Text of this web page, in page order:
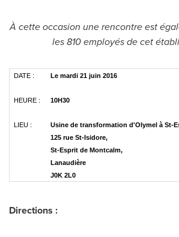
À cette occasion une rencontre est
les 810 employés de cet
DATE : Le mardi 21 juin 2016
HEURE : 10H30
LIEU :
Usine de transformation d'Olymel à St-
125 rue St-Isidore,
St-Esprit de Montcalm,
Lanaudière
J0K 2L0
Directions :